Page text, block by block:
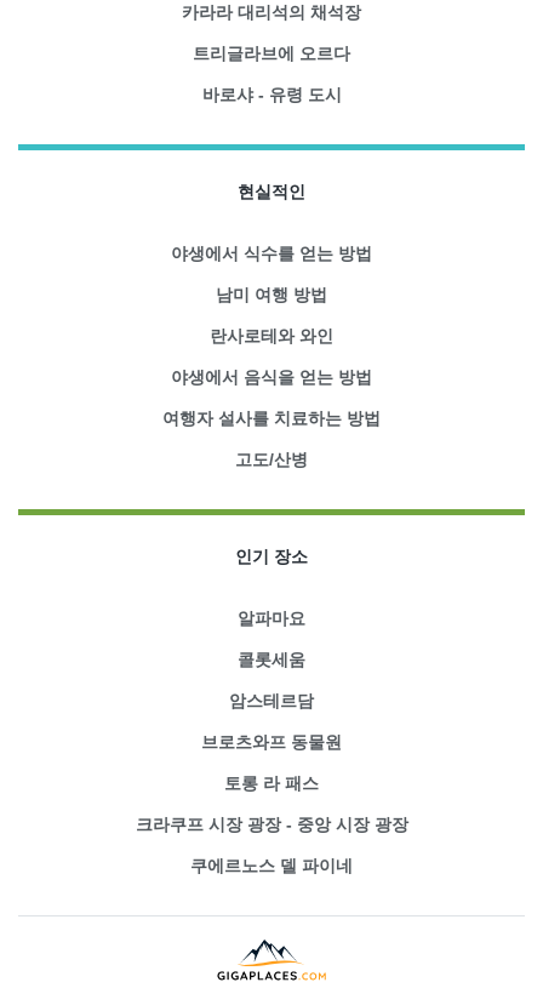
카라라 대리석의 채석장
트리글라브에 오르다
바로샤 - 유령 도시
현실적인
야생에서 식수를 얻는 방법
남미 여행 방법
란사로테와 와인
야생에서 음식을 얻는 방법
여행자 설사를 치료하는 방법
고도/산병
인기 장소
알파마요
콜롯세움
암스테르담
브로츠와프 동물원
토롱 라 패스
크라쿠프 시장 광장 - 중앙 시장 광장
쿠에르노스 델 파이네